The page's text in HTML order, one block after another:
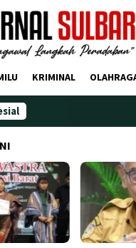
KRIMINAL